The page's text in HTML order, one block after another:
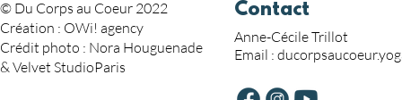
© Du Corps au Coeur 2022
Création : OWi! agency
Crédit photo : Nora Houguenade
& Velvet StudioParis
Contact
Anne-Cécile Trillot
Email :